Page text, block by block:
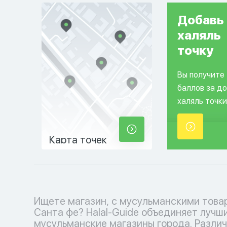
Карта точек
Добавь
халяль
точку
Вы получите
баллов за
халяль
Ищете магазин, с мусульманскими
Санта фе? Halal-Guide объединяет
мусульманские магазины города.
и аксессуаров до религиозных книг и
дома - у нас есть все, чтобы удовлетворить